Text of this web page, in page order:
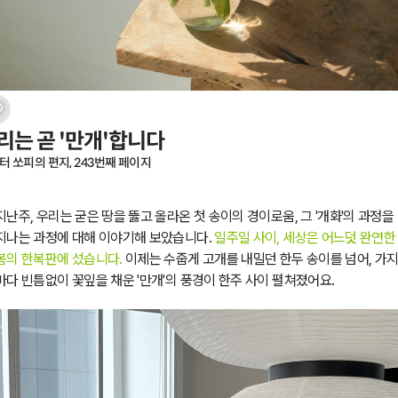
는 곧 '만개'합니다
쏘피의 편지, 243번째 페이지
난주, 우리는 굳은 땅을 뚫고 올라온 첫 송이의 경이로움, 그 '개화'의 과정을
나는 과정에 대해 이야기해 보았습니다. 일주일 사이, 세상은 어느덧 완연한
의 한복판에 섰습니다. 이제는 수줍게 고개를 내밀던 한두 송이를 넘어, 가지
다 빈틈없이 꽃잎을 채운 '만개'의 풍경이 한주 사이 펼쳐졌어요.